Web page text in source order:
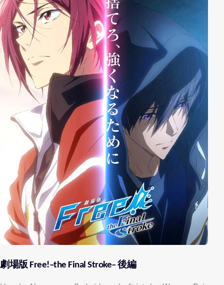
Nachricht von Shinichis Handy versendet wird, ahnt Ai,
dass Conan in ernsten Schwierigkeiten steckt...
劇場版 Free!–the Final Stroke– 後編